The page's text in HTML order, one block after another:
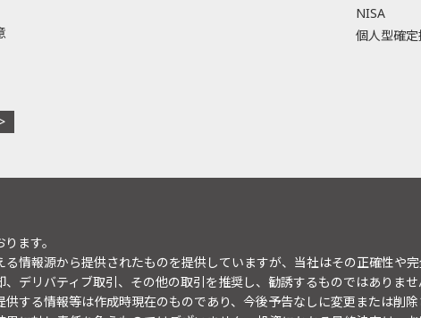
NISA
個人型確定
ます。
情報源から提供されたものを提供していますが、当社はその正確性や
デリバティブ取引、その他の取引を推奨し、勧誘するものではありませ
する情報等は作成時現在のものであり、今後予告なしに変更または削